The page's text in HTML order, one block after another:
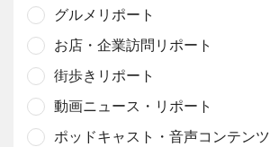
グルメリポート
お店・企業訪問リポート
街歩きリポート
動画ニュース・リポート
ポッドキャスト・音声コンテンツ